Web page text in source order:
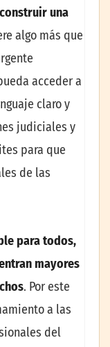
construir una
algo más que
acceder a
claro y
judiciales y
para que
de las
para todos,
mayores
. Por este
a las
del